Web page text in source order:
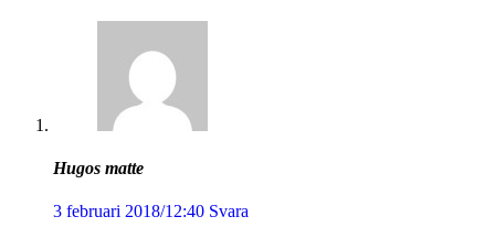
Hugos matte
3 februari 2018/12:40 Svara